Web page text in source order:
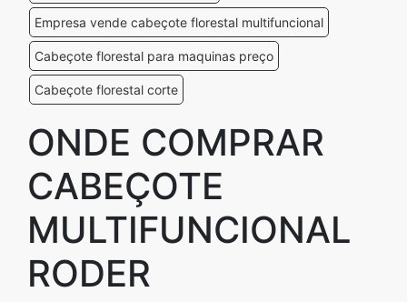
Empresa vende cabeçote florestal multifuncional
Cabeçote florestal para maquinas preço
Cabeçote florestal corte
ONDE COMPRAR
CABEÇOTE
MULTIFUNCIONAL
RODER